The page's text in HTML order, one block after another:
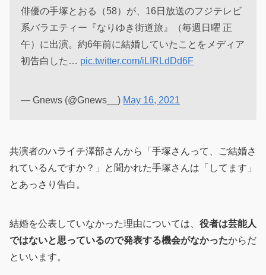
俳優の手塚とおる（58）が、16日放送のフジテレビ
系バラエティー『なりゆき街道旅』（毎週日曜 正
午）に出演。約6年前に結婚していたことをメディア
初告白した… pic.twitter.com/iLIRLdDd6F
— Gnews (@Gnews__) May 16, 2021
共演者のハライチ澤部さんから「手塚さんって、ご結婚さ
れているんですか？」と聞かれた手塚さんは「してます」
とあっさり告白。
結婚を公表していなかった理由については、 役者は芸能人
ではないと思っているので発表する機会がなかったからだ
といいます。